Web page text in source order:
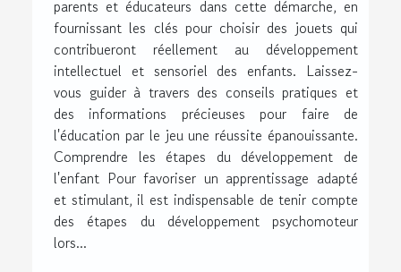
parents et éducateurs dans cette démarche, en
fournissant les clés pour choisir des jouets qui
contribueront réellement au développement
intellectuel et sensoriel des enfants. Laissez-
vous guider à travers des conseils pratiques et
des informations précieuses pour faire de
l'éducation par le jeu une réussite épanouissante.
Comprendre les étapes du développement de
l'enfant Pour favoriser un apprentissage adapté
et stimulant, il est indispensable de tenir compte
des étapes du développement psychomoteur
lors...